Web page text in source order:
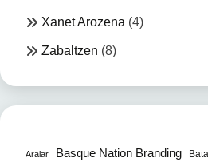
Xanet Arozena (4)
Zabaltzen (8)
Aralar Basque Nation Branding